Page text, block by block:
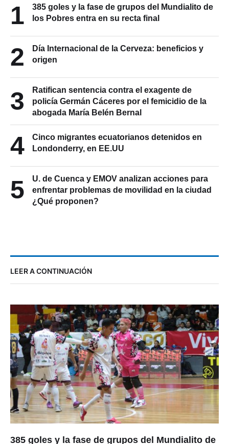
1
385 goles y la fase de grupos del Mundialito de
los Pobres entra en su recta final
2
Día Internacional de la Cerveza: beneficios y
origen
3
Ratifican sentencia contra el exagente de
policía Germán Cáceres por el femicidio de la
abogada María Belén Bernal
4
Cinco migrantes ecuatorianos detenidos en
Londonderry, en EE.UU
5
U. de Cuenca y EMOV analizan acciones para
enfrentar problemas de movilidad en la ciudad
¿Qué proponen?
LEER A CONTINUACIÓN
385 goles y la fase de grupos del Mundialito de